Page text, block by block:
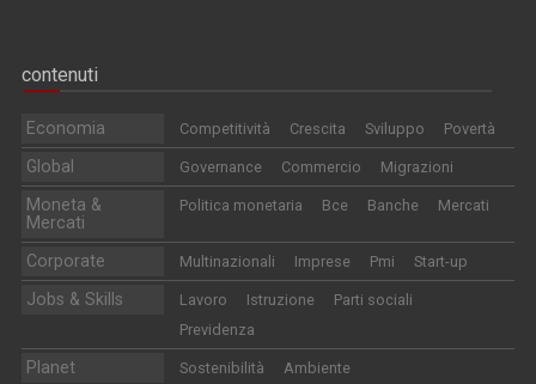
contenuti
Economia Competitività Crescita Sviluppo Povertà
Global Governance Commercio Migrazioni
Moneta &
Mercati
Politica monetaria Bce Banche Mercati
Corporate Multinazionali Imprese Pmi Start-up
Jobs & Skills Lavoro Istruzione
Parti sociali
Previdenza
Planet Sostenibilità Ambiente